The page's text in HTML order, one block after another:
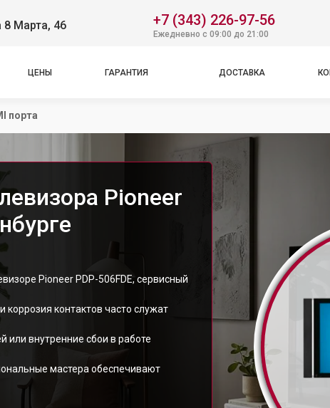
8 Марта, 46 +7 (343) 226-97-56
Ежедневно с 09:00 до 21:00
ЦЕНЫ ГАРАНТИЯ ДОСТАВКА
порта
Pioneer
Pioneer PDP-506FDE, сервисный
контактов часто служат
или внутренние сбои в работе
мастера обеспечивают